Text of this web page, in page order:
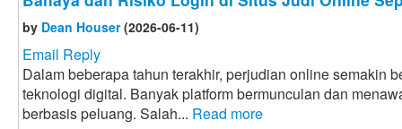
by Dean Houser(2026-06-11)
Email Reply
Dalam beberapa tahun terakhir, perjudian online semakin
teknologi digital. Banyak platform bermunculan dan
berbasis peluang. Salah... Read more